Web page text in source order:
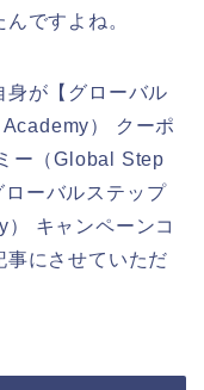
ですよね。
身が【グローバル
） クーポ
ー（Global Step
ーバルステップ
キャンペーンコ
事にさせていただ